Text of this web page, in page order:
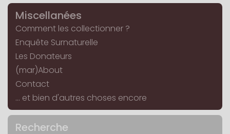
Miscellanées
Comment les collectionner ?
Enquête Surnaturelle
Les Donateurs
(mar)About
Contact
... et bien d'autres choses encore
Recherche